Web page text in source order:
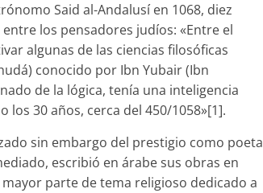
Said al-Andalusí en 1068, diez
los pensadores judíos: «Entre el
algunas de las ciencias filosóficas
conocido por Ibn Yubair (Ibn
de la lógica, tenía una inteligencia
30 años, cerca del 450/1058»[1].
sin embargo del prestigio como poeta
escribió en árabe sus obras en
parte de tema religioso dedicado a